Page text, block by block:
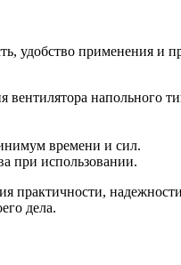
удобство применения и
напольного
времени и сил.
при использовании.
практичности,
дела.